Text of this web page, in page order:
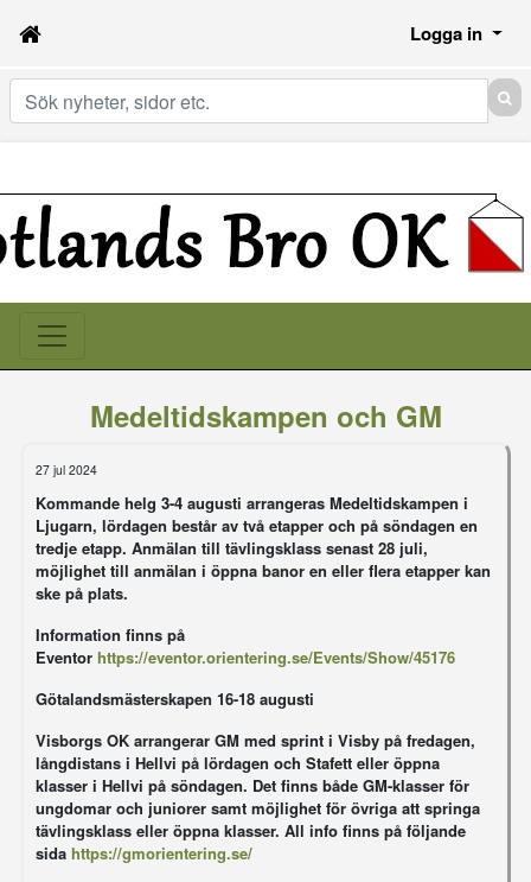
Logga in
Sök
Medeltidskampen och GM
27 jul 2024
Kommande helg 3-4 augusti arrangeras Medeltidskampen i
Ljugarn, lördagen består av två etapper och på söndagen en
tredje etapp. Anmälan till tävlingsklass senast 28 juli,
möjlighet till anmälan i öppna banor en eller flera etapper kan
ske på plats.
Information finns på
Eventor https://eventor.orientering.se/Events/Show/45176
Götalandsmästerskapen 16-18 augusti
Visborgs OK arrangerar GM med sprint i Visby på fredagen,
långdistans i Hellvi på lördagen och Stafett eller öppna
klasser i Hellvi på söndagen. Det finns både GM-klasser för
ungdomar och juniorer samt möjlighet för övriga att springa
tävlingsklass eller öppna klasser. All info finns på följande
sida https://gmorientering.se/